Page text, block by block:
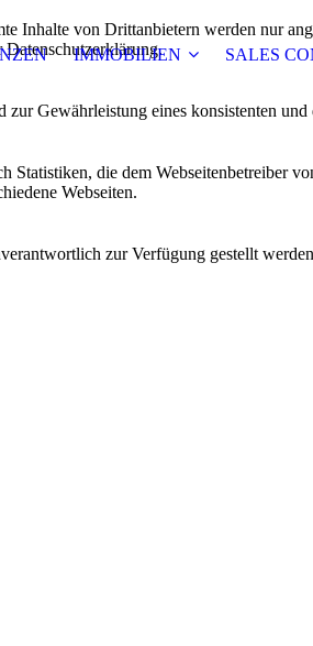
IMMOBILIEN SALES
Inhalte von Drittanbietern werden nur
Gewährleistung eines konsistenten und
die dem Webseitenbetreiber
Webseiten.
zur Verfügung gestellt